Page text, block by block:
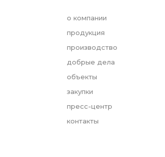
о компании
продукция
производство
добрые дела
объекты
закупки
пресс-центр
контакты